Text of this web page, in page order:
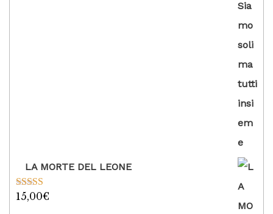
LA MORTE DEL LEONE
Valutato
15,00€